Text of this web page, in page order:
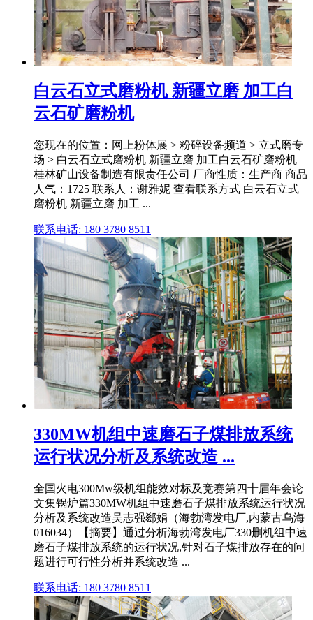
白云石立式磨粉机 新疆立磨 加工白
云石矿磨粉机
您现在的位置：网上粉体展 > 粉碎设备频道 > 立式磨专
场 > 白云石立式磨粉机 新疆立磨 加工白云石矿磨粉机
桂林矿山设备制造有限责任公司 厂商性质：生产商 商品
人气：1725 联系人：谢雅妮 查看联系方式 白云石立式
磨粉机 新疆立磨 加工 ...
联系电话: 180 3780 8511
330MW机组中速磨石子煤排放系统
运行状况分析及系统改造 ...
全国火电300Mw级机组能效对标及竞赛第四十届年会论
文集锅炉篇330MW机组中速磨石子煤排放系统运行状况
分析及系统改造吴志强郄娟（海勃湾发电厂,内蒙古乌海
016034）【摘要】通过分析海勃湾发电厂330删机组中速
磨石子煤排放系统的运行状况,针对石子煤排放存在的问
题进行可行性分析并系统改造 ...
联系电话: 180 3780 8511